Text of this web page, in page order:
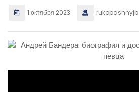
1 октября 2023 rukopashnyjb